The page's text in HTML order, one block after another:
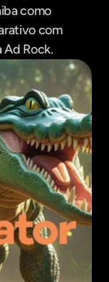
como
com
Rock.